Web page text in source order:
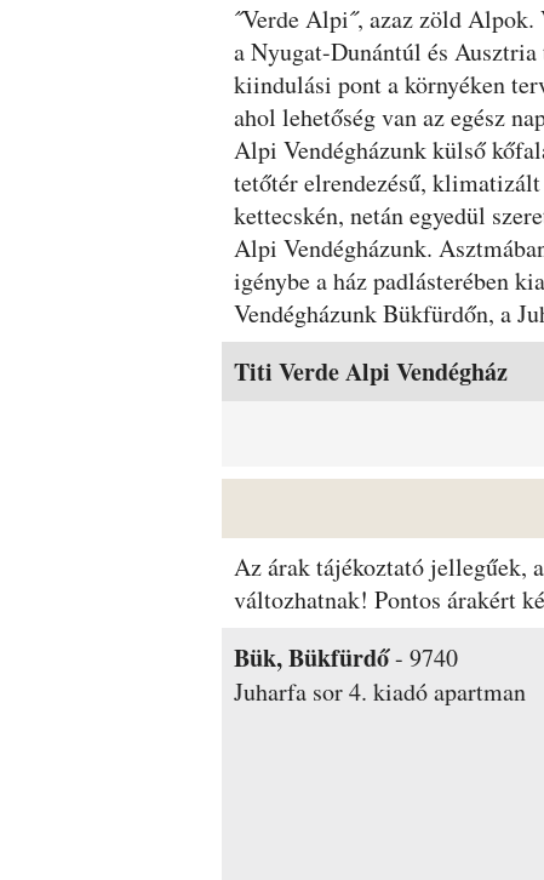
Leírás
˝Verde Alpi˝, azaz zöld
a Nyugat-Dunántúl és
kiindulási pont a környéken
ahol lehetőség van az egész
Alpi Vendégházunk külső
tetőtér elrendezésű,
kettecskén, netán egyedül
Alpi Vendégházunk.
igénybe a ház padlásterében
Vendégházunk Bükfürdőn, a
Szobák és árak
Titi Verde Alpi Vendégház
Az árak tájékoztató jellegűek,
változhatnak! Pontos árakért
Bük, Bükfürdő- 9740
Juharfa sor 4. kiadó apartman